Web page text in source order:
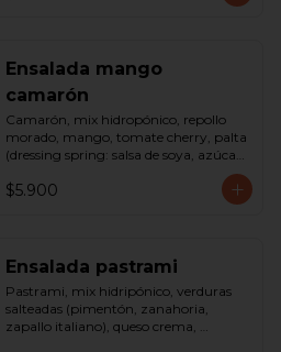
Ensalada mango
camarón
Camarón, mix hidropónico, repollo
morado, mango, tomate cherry, palta
(dressing spring: salsa de soya, azúcar,
$5.900
Ensalada pastrami
Pastrami, mix hidripónico, verduras
salteadas (pimentón, zanahoria,
zapallo italiano), queso crema,